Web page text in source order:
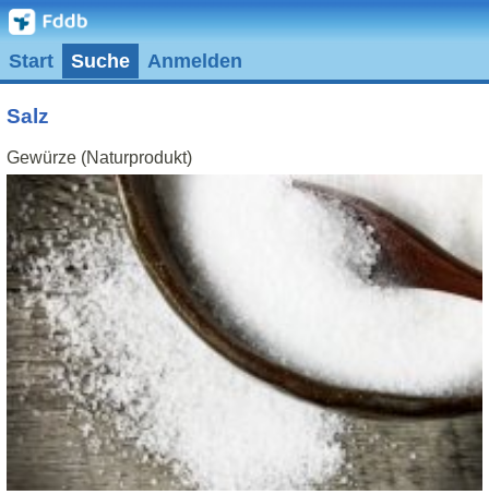
Start Suche Anmelden
Salz
Gewürze (Naturprodukt)